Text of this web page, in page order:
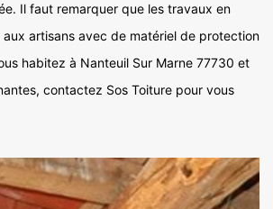
Il faut remarquer que les travaux en
artisans avec de matériel de protection
habitez à Nanteuil Sur Marne 77730 et
contactez Sos Toiture pour vous